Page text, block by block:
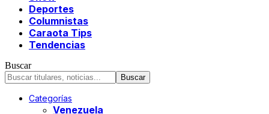
Deportes
Columnistas
Caraota Tips
Tendencias
Buscar
Categorías
Venezuela